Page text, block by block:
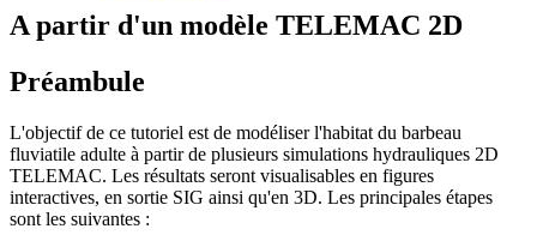
A partir d'un modèle TELEMAC 2D
Préambule
L'objectif de ce tutoriel est de modéliser l'habitat du barbeau
fluviatile adulte à partir de plusieurs simulations hydrauliques 2D
TELEMAC. Les résultats seront visualisables en figures
interactives, en sortie SIG ainsi qu'en 3D. Les principales étapes
sont les suivantes :